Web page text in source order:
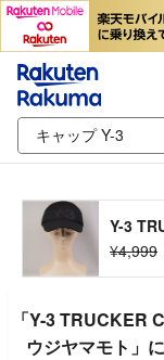
¥4,999
「Y-3 TRUCKER
ウジヤマモト」